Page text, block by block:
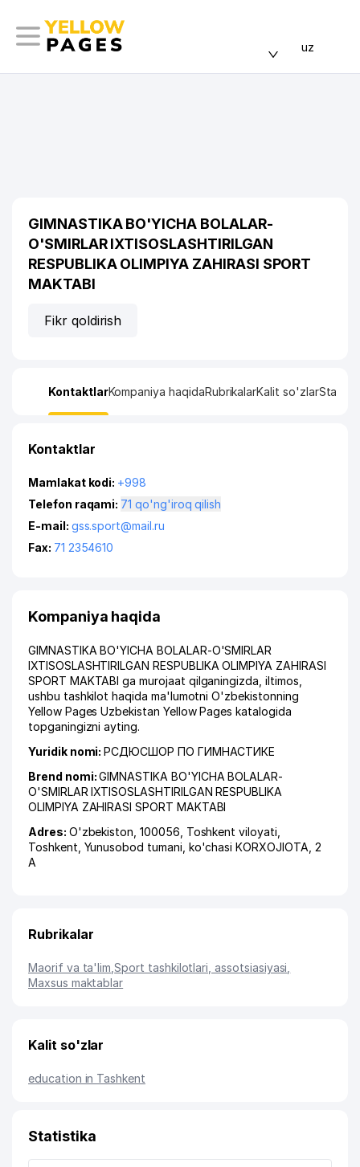
uz
GIMNASTIKA BO'YICHA BOLALAR-
O'SMIRLAR IXTISOSLASHTIRILGAN
RESPUBLIKA OLIMPIYA ZAHIRASI SPORT
MAKTABI
Fikr qoldirish
KontaktlarKompaniya haqidaRubrikalarKalit so'zlar
Kontaktlar
Mamlakat kodi: +998
Telefon raqami:
71 qo'ng'iroq qilish
E-mail: gss.sport@mail.ru
Fax: 71 2354610
Kompaniya haqida
GIMNASTIKA BO'YICHA BOLALAR-O'SMIRLAR
IXTISOSLASHTIRILGAN RESPUBLIKA OLIMPIYA ZAHIRASI
SPORT MAKTABI ga murojaat qilganingizda, iltimos,
ushbu tashkilot haqida ma'lumotni O'zbekistonning
Yellow Pages Uzbekistan Yellow Pages katalogida
topganingizni ayting.
Yuridik nomi:РСДЮСШОР ПО ГИМНАСТИКЕ
Brend nomi:GIMNASTIKA BO'YICHA BOLALAR-
O'SMIRLAR IXTISOSLASHTIRILGAN RESPUBLIKA
OLIMPIYA ZAHIRASI SPORT MAKTABI
Adres: O'zbekiston, 100056, Toshkent viloyati
Toshkent Yunusobod tumani ko'chasi KORXOJIOTA , 2
А
Rubrikalar
Maorif va ta'lim Sport tashkilotlari, assotsiasiyasi
Maxsus maktablar
Kalit so'zlar
education in Tashkent
Statistika